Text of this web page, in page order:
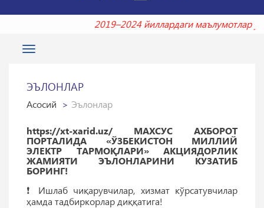
2019–2024 йиллардаги
Toggle
ЭЪЛОНЛАР
Асосий Эълонлар
https://xt-xarid.uz/ МАХСУС АХБОРОТ
ПОРТАЛИДА «ЎЗБЕКИСТОН МИЛЛИЙ
ЭЛЕКТР ТАРМОҚЛАРИ» АКЦИЯДОРЛИК
ЖАМИЯТИ ЭЪЛОНЛАРИНИ КУЗАТИБ
БОРИНГ!
❗️ Ишлаб чиқарувчилар, хизмат кўрсатувчилар
ҳамда тадбиркорлар диққатига!